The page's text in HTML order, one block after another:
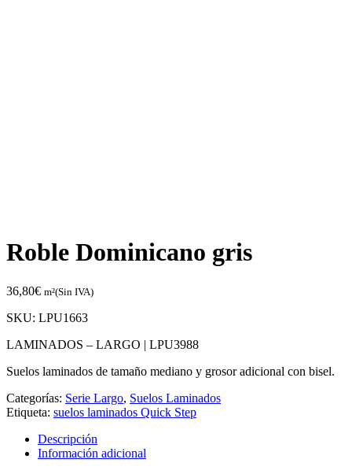
Roble Dominicano gris
36,80€ m²(Sin IVA)
SKU: LPU1663
LAMINADOS – LARGO | LPU3988
Suelos laminados de tamaño mediano y grosor adicional con bisel.
Categorías: Serie Largo, Suelos Laminados
Etiqueta: suelos laminados Quick Step
Descripción
Información adicional